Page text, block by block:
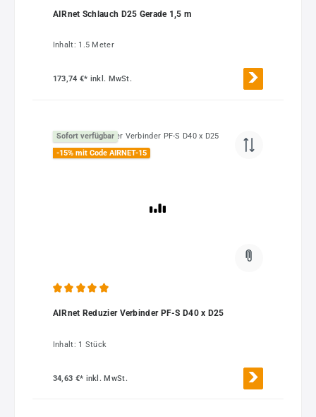
AIRnet Schlauch D25 Gerade 1,5 m
Inhalt: 1.5 Meter
173,74 €* inkl. MwSt.
Sofort verfügbar
-15% mit Code AIRNET-15
AIRnet Reduzier Verbinder PF-S D40 x D25
Inhalt: 1 Stück
34,63 €* inkl. MwSt.